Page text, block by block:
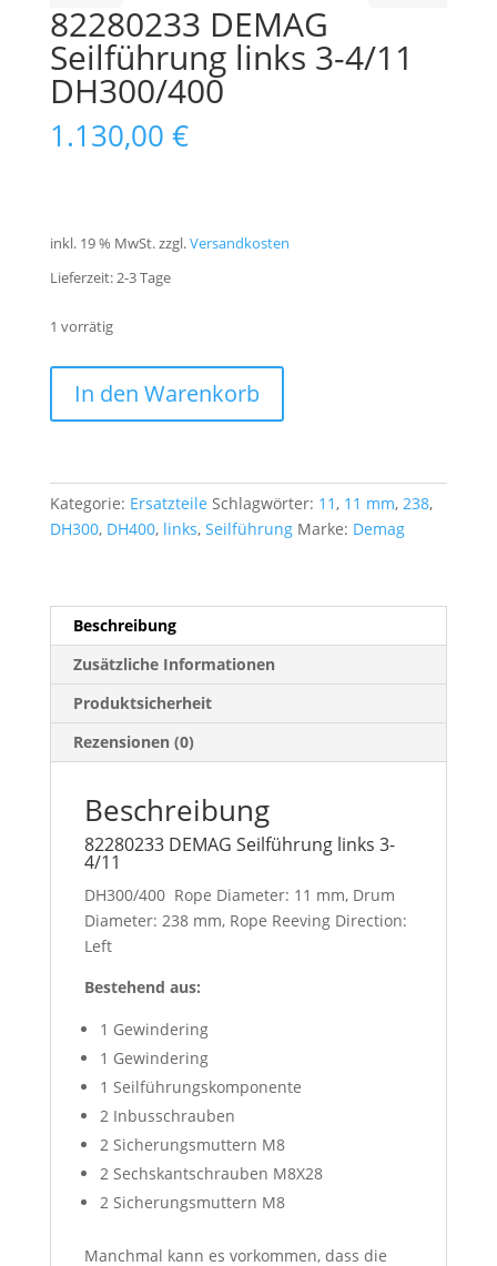
82280233 DEMAG
Seilführung links 3-4/11
DH300/400
1.130,00 €
inkl. 19 % MwSt.zzgl.Versandkosten
Lieferzeit:2-3 Tage
1 vorrätig
DEMAG
Seilführung
3-
4/11
DH300/400
In den Warenkorb
r
n
a
v
Kategorie: Ersatzteile Schlagwörter: 11, 11 mm, 238,
DH300, DH400, links, Seilführung Marke: Demag
Beschreibung
Zusätzliche Informationen
Produktsicherheit
Rezensionen (0)
Beschreibung
82280233 DEMAG Seilführung links 3-
4/11
DH300/400 Rope Diameter: 11 mm, Drum
Diameter: 238 mm, Rope Reeving Direction:
Left
Bestehend aus:
1 Gewindering
1 Gewindering
1 Seilführungskomponente
2 Inbusschrauben
2 Sicherungsmuttern M8
2 Sechskantschrauben M8X28
2 Sicherungsmuttern M8
Manchmal kann es vorkommen, dass die